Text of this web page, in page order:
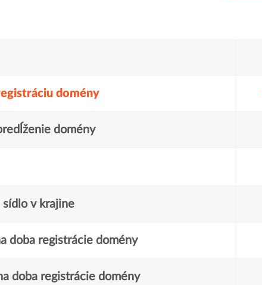
domény
domény
sídlo v krajine
doba registrácie domény
doba registrácie domény